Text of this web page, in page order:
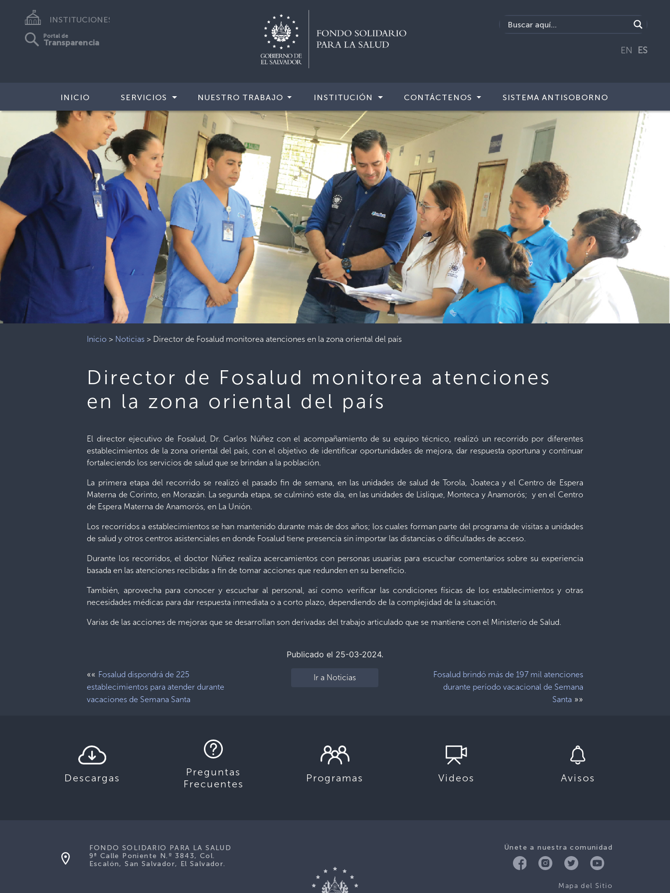
INSTITUCIONES
Portal de
Transparencia
EN ES
INICIO SERVICIOS NUESTRO TRABAJO INSTITUCIÓN CONTÁCTENOS SISTEMA ANTISOBORNO
Inicio > Noticias > Director de Fosalud monitorea atenciones en la zona oriental del país
Director de Fosalud monitorea atenciones
en la zona oriental del país
El director ejecutivo de Fosalud, Dr. Carlos Núñez con el acompañamiento de su equipo técnico, realizó un recorrido por diferentes
establecimientos de la zona oriental del país, con el objetivo de identificar oportunidades de mejora, dar respuesta oportuna y continuar
fortaleciendo los servicios de salud que se brindan a la población.
La primera etapa del recorrido se realizó el pasado fin de semana, en las unidades de salud de Torola, Joateca y el Centro de Espera
Materna de Corinto, en Morazán. La segunda etapa, se culminó este día, en las unidades de Lislique, Monteca y Anamorós; y en el Centro
de Espera Materna de Anamorós, en La Unión.
Los recorridos a establecimientos se han mantenido durante más de dos años; los cuales forman parte del programa de visitas a unidades
de salud y otros centros asistenciales en donde Fosalud tiene presencia sin importar las distancias o dificultades de acceso.
Durante los recorridos, el doctor Núñez realiza acercamientos con personas usuarias para escuchar comentarios sobre su experiencia
basada en las atenciones recibidas a fin de tomar acciones que redunden en su beneficio.
También, aprovecha para conocer y escuchar al personal, así como verificar las condiciones físicas de los establecimientos y otras
necesidades médicas para dar respuesta inmediata o a corto plazo, dependiendo de la complejidad de la situación.
Varias de las acciones de mejoras que se desarrollan son derivadas del trabajo articulado que se mantiene con el Ministerio de Salud.
Publicado el 25-03-2024.
«« Fosalud dispondrá de 225
establecimientos para atender durante
vacaciones de Semana Santa
Ir a Noticias
Fosalud brindó más de 197 mil atenciones
durante período vacacional de Semana
Santa »»
Descargas
Preguntas
Frecuentes
Programas Videos Avisos
Únete a nuestra comunidad
Mapa del Sitio
FONDO SOLIDARIO PARA LA SALUD
9ª Calle Poniente N.º 3843, Col.
Escalón, San Salvador, El Salvador.